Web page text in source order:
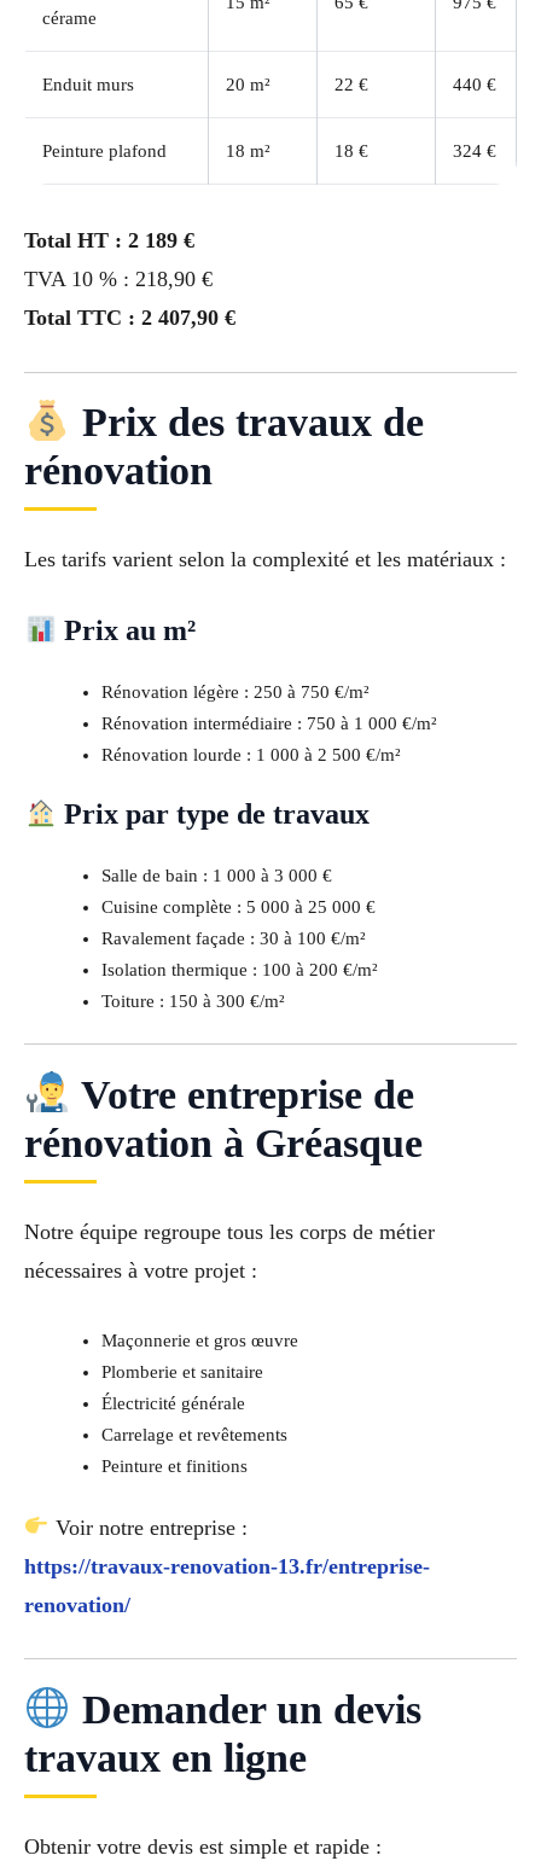
cérame
Enduit murs 20 m² 22 € 440 €
Peinture plafond 18 m² 18 € 324 €
Total HT : 2 189 €
TVA 10 % : 218,90 €
Total TTC : 2 407,90 €
Prix des travaux de
rénovation
Les tarifs varient selon la complexité et les matériaux :
Prix au m²
Rénovation légère : 250 à 750 €/m²
Rénovation intermédiaire : 750 à 1 000 €/m²
Rénovation lourde : 1 000 à 2 500 €/m²
Prix par type de travaux
Salle de bain : 1 000 à 3 000 €
Cuisine complète : 5 000 à 25 000 €
Ravalement façade : 30 à 100 €/m²
Isolation thermique : 100 à 200 €/m²
Toiture : 150 à 300 €/m²
Votre entreprise de
rénovation à Gréasque
Notre équipe regroupe tous les corps de métier
nécessaires à votre projet :
Maçonnerie et gros œuvre
Plomberie et sanitaire
Électricité générale
Carrelage et revêtements
Peinture et finitions
Voir notre entreprise :
https://travaux-renovation-13.fr/entreprise-
renovation/
Demander un devis
travaux en ligne
Obtenir votre devis est simple et rapide :